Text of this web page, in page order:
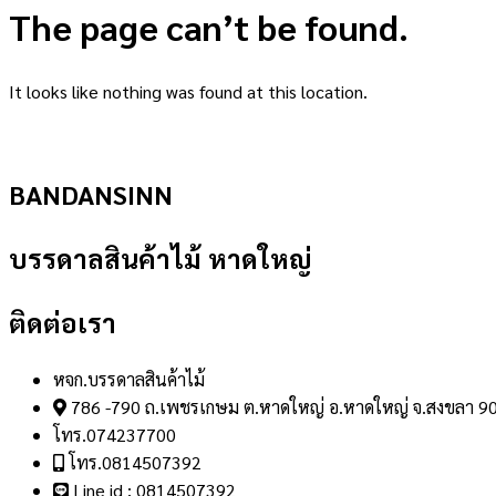
The page can’t be found.
It looks like nothing was found at this location.
BANDANSINN
บรรดาลสินค้าไม้ หาดใหญ่
ติดต่อเรา
หจก.บรรดาลสินค้าไม้
786 -790 ถ.เพชรเกษม ต.หาดใหญ่ อ.หาดใหญ่ จ.สงขลา
โทร.074237700
โทร.0814507392
Line id : 0814507392